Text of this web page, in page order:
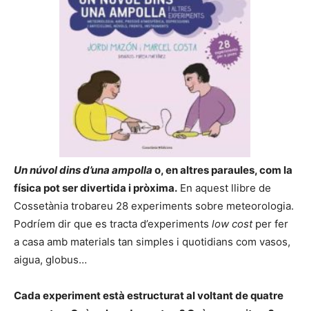
Un núvol dins d’una ampolla o, en altres paraules, com la
física pot ser divertida i pròxima. En aquest llibre de
Cossetània trobareu 28 experiments sobre meteorologia.
Podríem dir que es tracta d’experiments low costper fer
a casa amb materials tan simples i quotidians com vasos,
aigua, globus…
Cada experiment està estructurat al voltant de quatre